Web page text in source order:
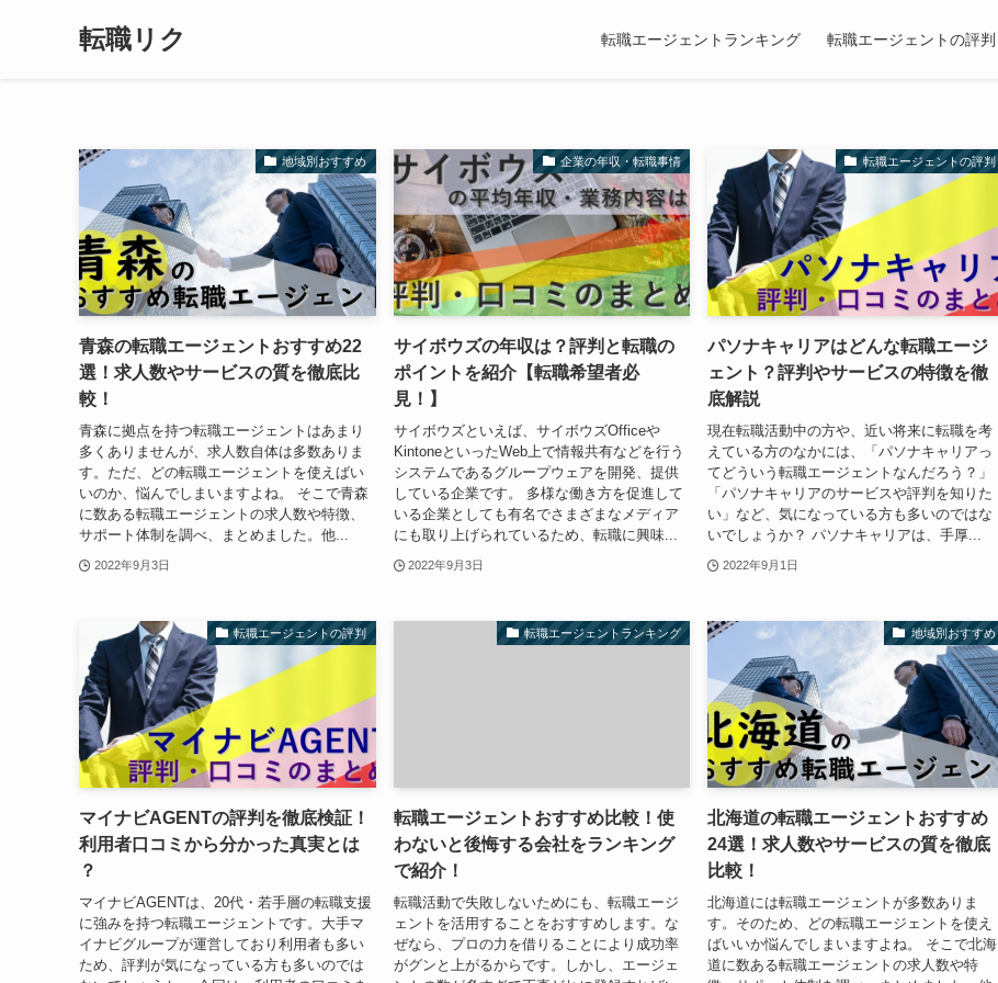
転職リク 転職エージェントランキング 転職エージェントの評判
地域別おすすめ
青森の転職エージェントおすすめ22
選！求人数やサービスの質を徹底比
較！
青森に拠点を持つ転職エージェントはあまり
多くありませんが、求人数自体は多数ありま
す。ただ、どの転職エージェントを使えばい
いのか、悩んでしまいますよね。 そこで青森
に数ある転職エージェントの求人数や特徴、
サポート体制を調べ、まとめました。他...
2022年9月3日
企業の年収・転職事情
サイボウズの年収は？評判と転職の
ポイントを紹介【転職希望者必
見！】
サイボウズといえば、サイボウズOfficeや
KintoneといったWeb上で情報共有などを行う
システムであるグループウェアを開発、提供
している企業です。 多様な働き方を促進して
いる企業としても有名でさまざまなメディア
にも取り上げられているため、転職に興味...
2022年9月3日
転職エージェントの評判
パソナキャリアはどんな転職エージ
ェント？評判やサービスの特徴を徹
底解説
現在転職活動中の方や、近い将来に転職を考
えている方のなかには、「パソナキャリアっ
てどういう転職エージェントなんだろう？」
「パソナキャリアのサービスや評判を知りた
い」など、気になっている方も多いのではな
いでしょうか？ パソナキャリアは、手厚...
2022年9月1日
転職エージェントの評判
マイナビAGENTの評判を徹底検証！
利用者口コミから分かった真実とは
？
マイナビAGENTは、20代・若手層の転職支援
に強みを持つ転職エージェントです。大手マ
イナビグループが運営しており利用者も多い
ため、評判が気になっている方も多いのでは
転職エージェントランキング
転職エージェントおすすめ比較！使
わないと後悔する会社をランキング
で紹介！
転職活動で失敗しないためにも、転職エージ
ェントを活用することをおすすめします。な
ぜなら、プロの力を借りることにより成功率
がグンと上がるからです。しかし、エージェ
地域別おすすめ
北海道の転職エージェントおすすめ
24選！求人数やサービスの質を徹底
比較！
北海道には転職エージェントが多数ありま
す。そのため、どの転職エージェントを使え
ばいいか悩んでしまいますよね。 そこで北海
道に数ある転職エージェントの求人数や特